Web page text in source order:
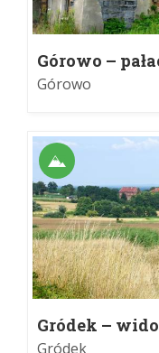
Górowo –
Górowo
Gródek –
Gródek